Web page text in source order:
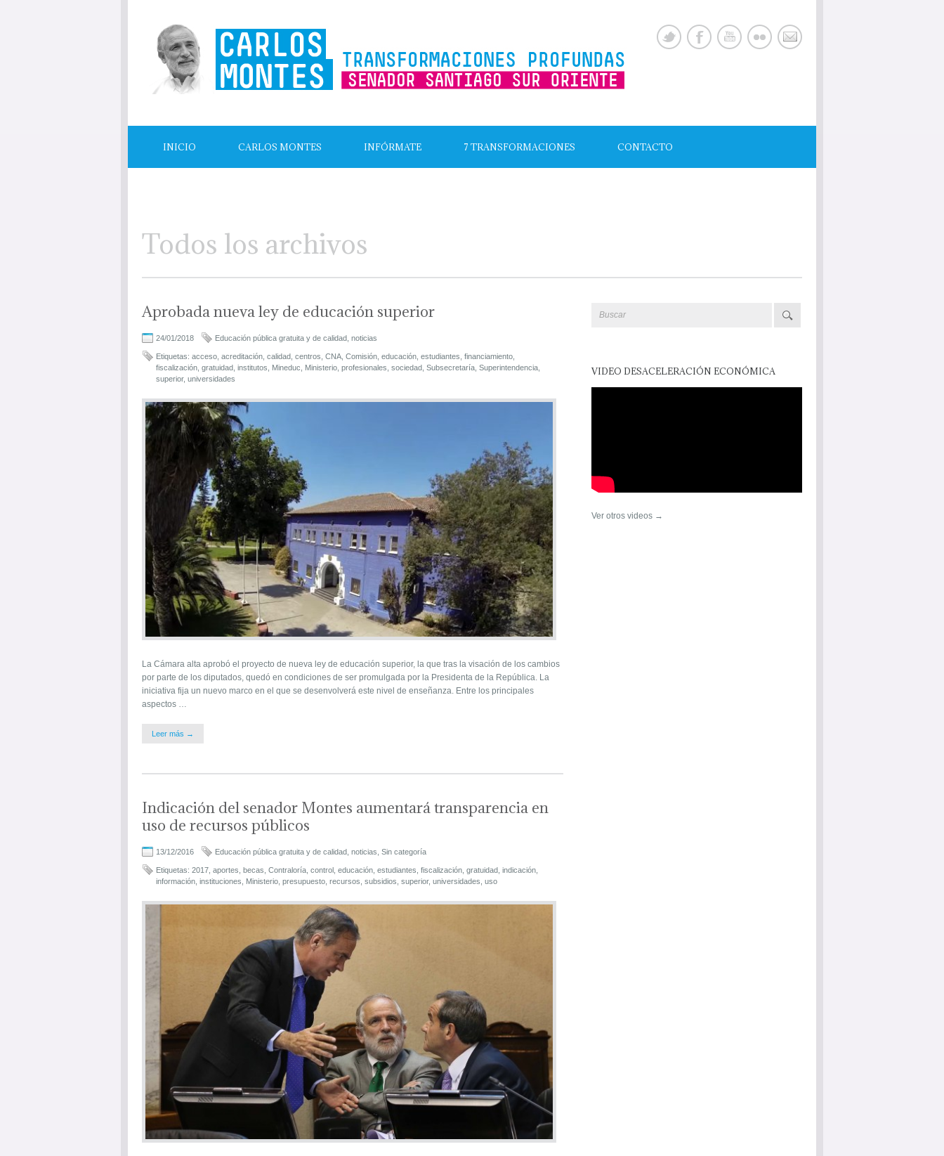
INICIO CARLOS MONTES INFÓRMATE 7 TRANSFORMACIONES CONTACTO
Todos los archivos
Aprobada nueva ley de educación superior
24/01/2018 Educación pública gratuita y de calidad noticias
Etiquetas: acceso acreditación calidad centros CNA Comisión educación estudiantes financiamiento
fiscalización gratuidad institutos Mineduc Ministerio profesionales sociedad Subsecretaría Superintendencia
superior, universidades
La Cámara alta aprobó el proyecto de nueva ley de educación superior, la que tras la visación de los cambios
por parte de los diputados, quedó en condiciones de ser promulgada por la Presidenta de la República. La
iniciativa fija un nuevo marco en el que se desenvolverá este nivel de enseñanza. Entre los principales
aspectos …
Leer más →
Indicación del senador Montes aumentará transparencia en
uso de recursos públicos
13/12/2016 Educación pública gratuita y de calidad noticias Sin categoría
Etiquetas: 2017 aportes becas Contraloría control educación estudiantes fiscalización gratuidad indicación
información instituciones Ministerio presupuesto recursos subsidios superior, universidades uso
VIDEO DESACELERACIÓN ECONÓMICA
Ver otros videos →